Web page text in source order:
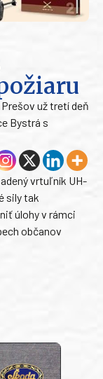
už tretí deň
Bystrá s
vrtuľník UH-
sily tak
úlohy v rámci
občanov